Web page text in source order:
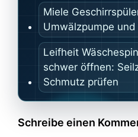
Miele
Umwälzpumpe
Leifheit
schwer öffnen:
Schmutz prüfen
Schreibe einen